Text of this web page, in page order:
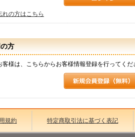
れの方はこちら
方
様は、こちらからお客様情報登録を行ってくだ
規約 特定商取引法に基づく表記